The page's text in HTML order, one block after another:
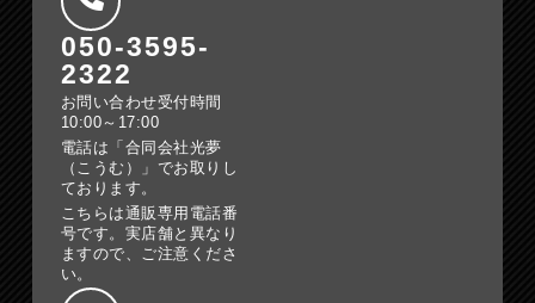
050-3595-
2322
お問い合わせ受付時間
10:00～17:00
電話は「合同会社光夢
（こうむ）」でお取りし
ております。
こちらは通販専用電話番
号です。実店舗と異なり
ますので、ご注意くださ
い。